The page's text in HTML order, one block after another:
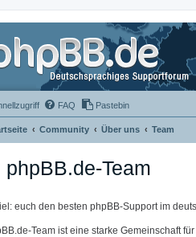
FAQ Pastebin
Community Über uns Team
phpBB.de-Team
euch den besten phpBB-Support im
Team ist eine starke Gemeinschaft